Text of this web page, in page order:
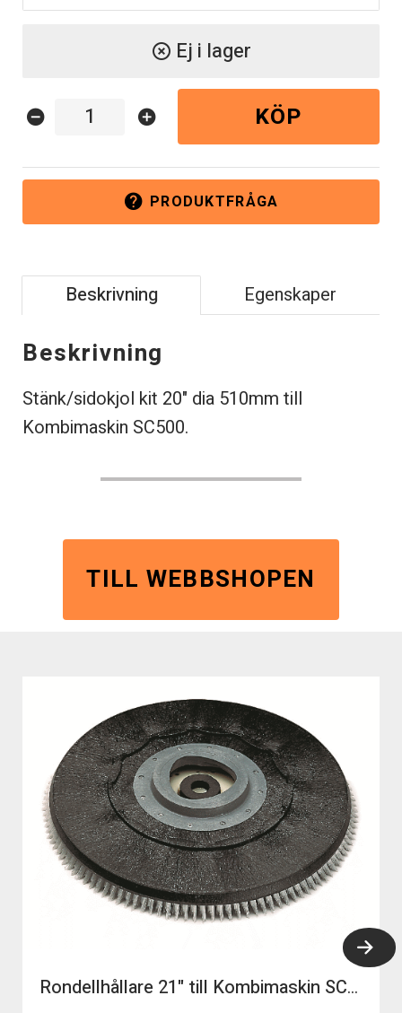
highlight_off Ej i lager
help PRODUKTFRÅGA
remove_circle add_circle KÖP
Beskrivning Egenskaper
Beskrivning
Stänk/sidokjol kit 20" dia 510mm till
Kombimaskin SC500.
TILL WEBBSHOPEN
Rondellhållare 21" till Kombimaskin SC401